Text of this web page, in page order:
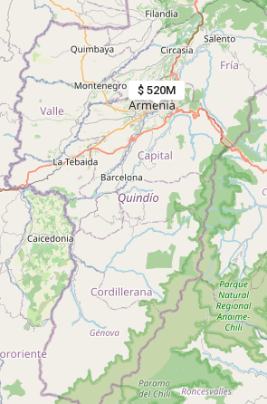
$ 520M